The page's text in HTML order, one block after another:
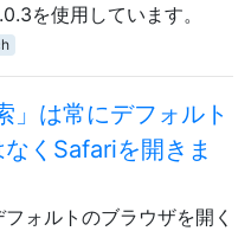
を使用しています。
」は常にデフォルト
くSafariを開きま
ォルトのブラウザを開く